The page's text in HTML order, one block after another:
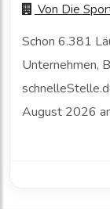
Von Die
Schon 6.381
Unternehmen,
August 2026